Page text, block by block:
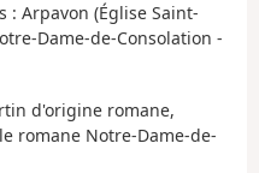
: Arpavon (Église Saint-
Dame-de-Consolation -
d'origine romane,
romane Notre-Dame-de-